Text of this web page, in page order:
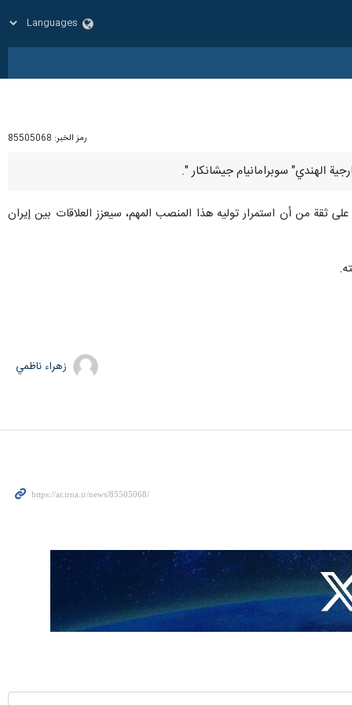
رمز الخبر: 85505068
على ثقة من أن استمرار توليه هذا المنصب المهم، سيعزز العلاقات بين إيران
زهراء ناظمي